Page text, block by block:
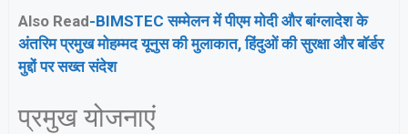
Also Read-BIMSTEC सम्मेलन में पीएम मोदी और बांग्लादेश के
अंतरिम प्रमुख मोहम्मद यूनुस की मुलाकात, हिंदुओं की सुरक्षा और बॉर्डर
मुद्दों पर सख्त संदेश
प्रमुख योजनाएं